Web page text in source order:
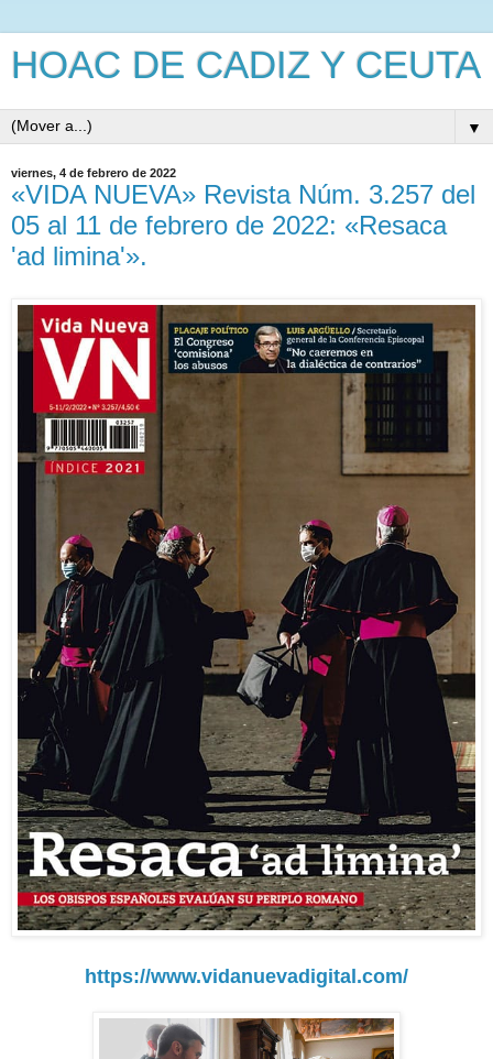
HOAC DE CADIZ Y CEUTA
▼
viernes, 4 de febrero de 2022
«VIDA NUEVA» Revista Núm. 3.257 del
05 al 11 de febrero de 2022: «Resaca
'ad limina'».
https://www.vidanuevadigital.com/